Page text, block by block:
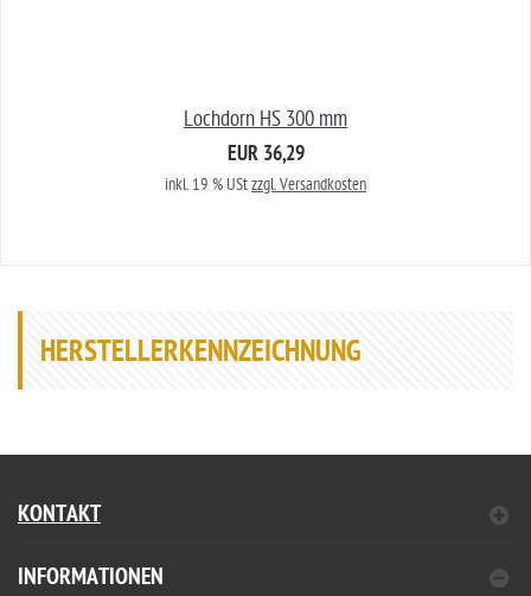
Lochdorn HS 300 mm
EUR 36,29
inkl. 19 % UStzzgl. Versandkosten
HERSTELLERKENNZEICHNUNG
KONTAKT
INFORMATIONEN